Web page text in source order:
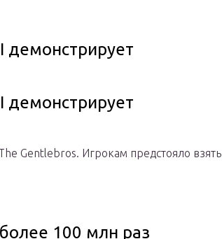
демонстрирует
демонстрирует
Gentlebros. Игрокам предстояло взять
100 млн раз